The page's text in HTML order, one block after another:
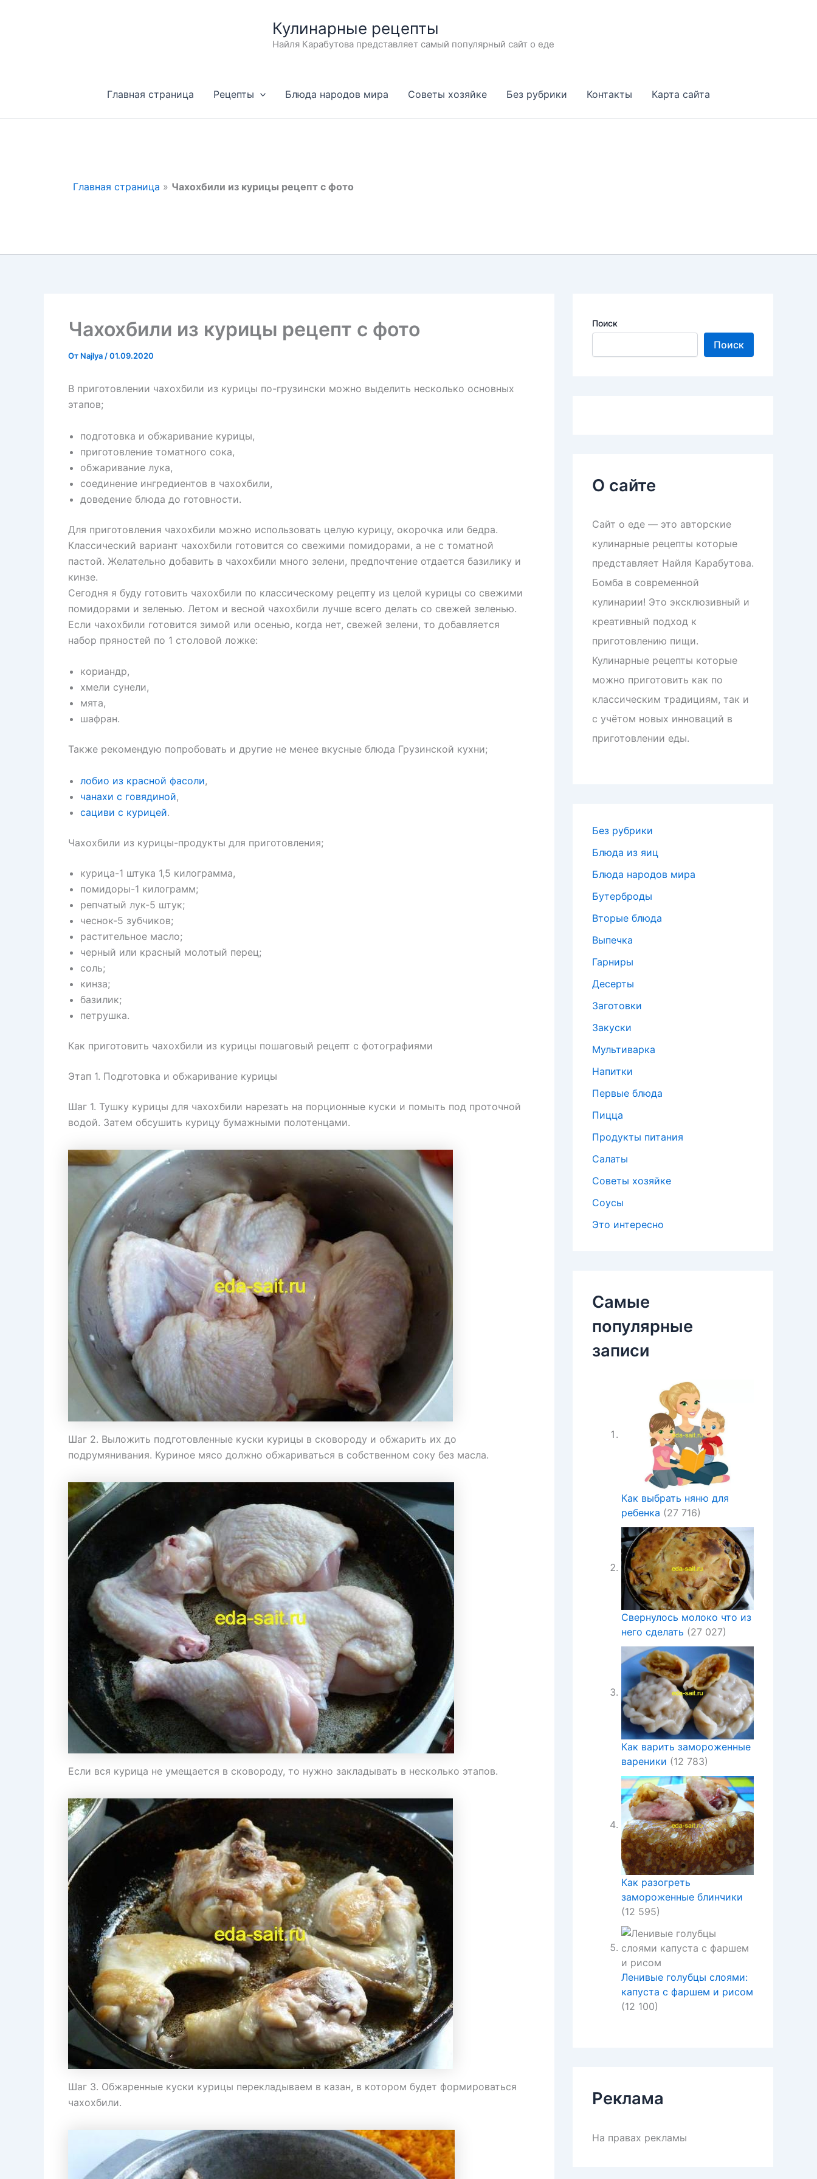
Кулинарные рецепты
Найля Карабутова представляет самый популярный сайт о еде
Главная страница Рецепты Блюда народов мира Советы хозяйке Без рубрики Контакты Карта сайта
Главная страница » Чахохбили из курицы рецепт с фото
Чахохбили из курицы рецепт с фото
От Najlya /01.09.2020
В приготовлении чахохбили из курицы по-грузински можно выделить несколько основных
этапов;
подготовка и обжаривание курицы,
приготовление томатного сока,
обжаривание лука,
соединение ингредиентов в чахохбили,
доведение блюда до готовности.
Для приготовления чахохбили можно использовать целую курицу, окорочка или бедра.
Классический вариант чахохбили готовится со свежими помидорами, а не с томатной
пастой. Желательно добавить в чахохбили много зелени, предпочтение отдается базилику и
кинзе.
Сегодня я буду готовить чахохбили по классическому рецепту из целой курицы со свежими
помидорами и зеленью. Летом и весной чахохбили лучше всего делать со свежей зеленью.
Если чахохбили готовится зимой или осенью, когда нет, свежей зелени, то добавляется
набор пряностей по 1 столовой ложке:
кориандр,
хмели сунели,
мята,
шафран.
Также рекомендую попробовать и другие не менее вкусные блюда Грузинской кухни;
лобио из красной фасоли,
чанахи с говядиной,
сациви с курицей.
Чахохбили из курицы-продукты для приготовления;
курица-1 штука 1,5 килограмма,
помидоры-1 килограмм;
репчатый лук-5 штук;
чеснок-5 зубчиков;
растительное масло;
черный или красный молотый перец;
соль;
кинза;
базилик;
петрушка.
Как приготовить чахохбили из курицы пошаговый рецепт с фотографиями
Этап 1. Подготовка и обжаривание курицы
Шаг 1. Тушку курицы для чахохбили нарезать на порционные куски и помыть под проточной
водой. Затем обсушить курицу бумажными полотенцами.
Шаг 2. Выложить подготовленные куски курицы в сковороду и обжарить их до
подрумянивания. Куриное мясо должно обжариваться в собственном соку без масла.
Если вся курица не умещается в сковороду, то нужно закладывать в несколько этапов.
Шаг 3. Обжаренные куски курицы перекладываем в казан, в котором будет формироваться
чахохбили.
Поиск
Поиск
О сайте
Сайт о еде — это авторские
кулинарные рецепты которые
представляет Найля Карабутова.
Бомба в современной
кулинарии! Это эксклюзивный и
креативный подход к
приготовлению пищи.
Кулинарные рецепты которые
можно приготовить как по
классическим традициям, так и
с учётом новых инноваций в
приготовлении еды.
Без рубрики
Блюда из яиц
Блюда народов мира
Бутерброды
Вторые блюда
Выпечка
Гарниры
Десерты
Заготовки
Закуски
Мультиварка
Напитки
Первые блюда
Пицца
Продукты питания
Салаты
Советы хозяйке
Соусы
Это интересно
Самые
популярные
записи
Как выбрать няню для
ребенка (27 716)
Свернулось молоко что из
него сделать (27 027)
Как варить замороженные
вареники (12 783)
Как разогреть
замороженные блинчики
(12 595)
Ленивые голубцы слоями:
капуста с фаршем и рисом
(12 100)
Реклама
На правах рекламы